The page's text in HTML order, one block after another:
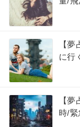
【
に行
【
時/緊